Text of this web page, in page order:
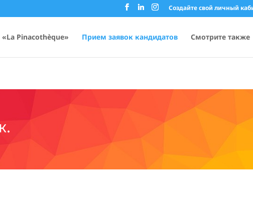
Создайте свой личный
«La Pinacothèque» Прием заявок кандидатов Смотрите также